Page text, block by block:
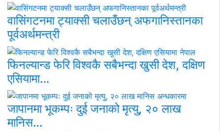
वासिंगटनमा ट्याक्सी चलाउँछन् अफगानिस्तानका
पूर्वअर्थमन्त्री
फिनल्यान्ड फेरि विश्वकै सबैभन्दा खुसी देश, दक्षिण
एसियामा…
जापानमा भूकम्पः दुई जनाको मृत्यु, २० लाख
मानिस…